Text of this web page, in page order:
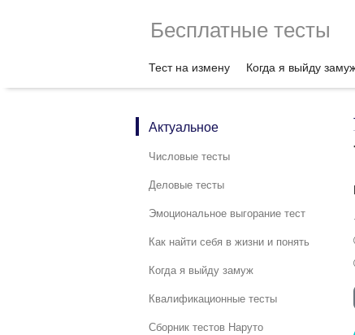
Бесплатные тесты
Тест на измену Когда я выйду
Актуальное
Числовые тесты
Деловые тесты
Эмоциональное выгорание тест
Как найти себя в жизни и понять
Когда я выйду замуж
Квалификационные тесты
Сборник тестов Наруто